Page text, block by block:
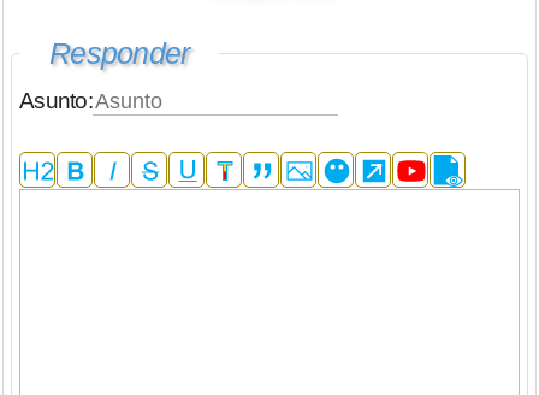
Responder
Asunto: